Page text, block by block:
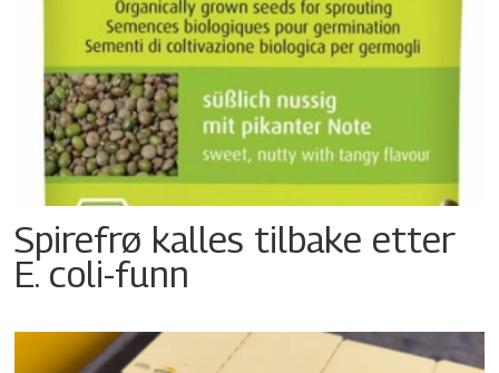
Spirefrø kalles tilbake etter
E. coli-funn